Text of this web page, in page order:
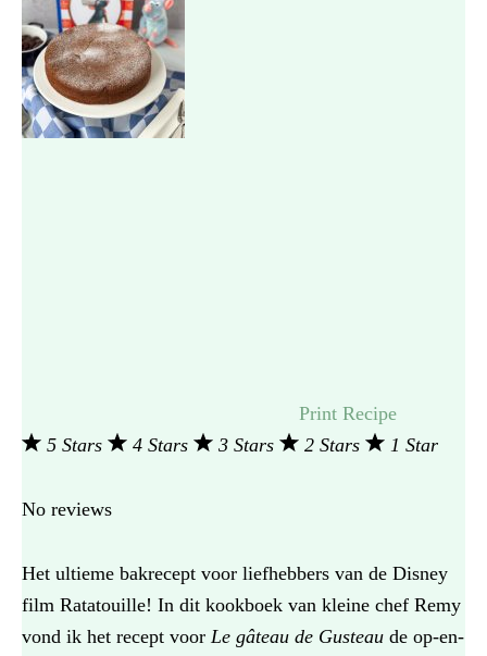
Print Recipe
5 Stars
4 Stars 3 Stars 2 Stars 1 Star
No reviews
Het ultieme bakrecept voor liefhebbers van de Disney
film Ratatouille! In dit kookboek van kleine chef Remy
vond ik het recept voor Le gâteau de Gusteau de op-en-